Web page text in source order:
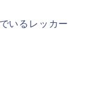
いるレッカー